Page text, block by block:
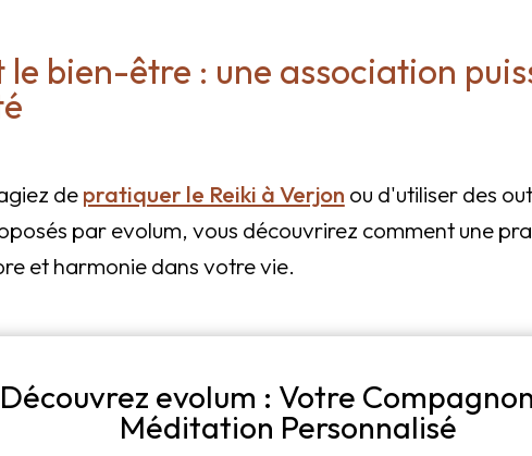
le bien-être : une association
depratiquer le Reiki à Verjon ou d'utiliser des
par evolum, vous découvrirez comment une
et harmonie dans votre vie.
Découvrez evolum : Votre
Méditation Personnalisé